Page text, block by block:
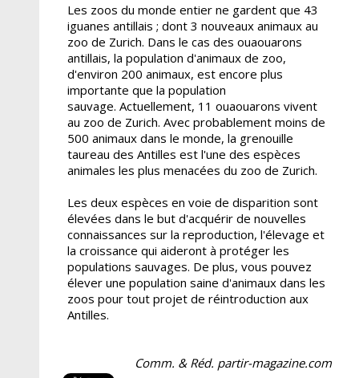
Les zoos du monde entier ne gardent que 43
iguanes antillais ; dont 3 nouveaux animaux au
zoo de Zurich. Dans le cas des ouaouarons
antillais, la population d'animaux de zoo,
d'environ 200 animaux, est encore plus
importante que la population
sauvage. Actuellement, 11 ouaouarons vivent
au zoo de Zurich. Avec probablement moins de
500 animaux dans le monde, la grenouille
taureau des Antilles est l'une des espèces
animales les plus menacées du zoo de Zurich.
Les deux espèces en voie de disparition sont
élevées dans le but d'acquérir de nouvelles
connaissances sur la reproduction, l'élevage et
la croissance qui aideront à protéger les
populations sauvages. De plus, vous pouvez
élever une population saine d'animaux dans les
zoos pour tout projet de réintroduction aux
Antilles.
Comm. & Réd. partir-magazine.com